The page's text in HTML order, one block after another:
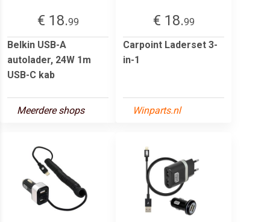
€ 18.99
Belkin USB-A
autolader, 24W 1m
USB-C kab
Meerdere shops
€ 18.99
Carpoint Laderset 3-
in-1
Winparts.nl